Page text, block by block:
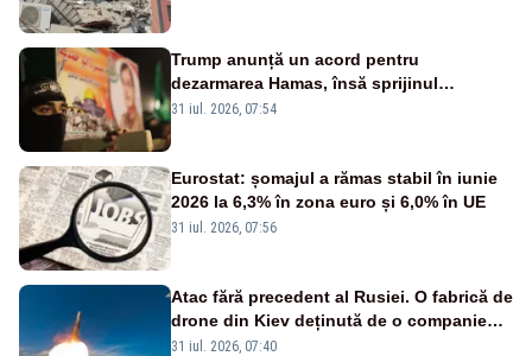
Trump anunță un acord pentru
dezarmarea Hamas, însă sprijinul
Israelului rămâne incert
31 iul. 2026, 07:54
Eurostat: șomajul a rămas stabil în iunie
2026 la 6,3% în zona euro și 6,0% în UE
31 iul. 2026, 07:56
Atac fără precedent al Rusiei. O fabrică de
drone din Kiev deținută de o companie
americană, distrusă de o rachetă
31 iul. 2026, 07:40